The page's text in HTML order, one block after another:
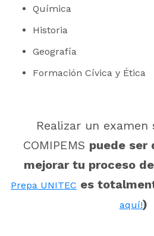
Química
Historia
Geografía
Formación Cívica y Ética
Realizar un
COMIPEMS puede ser
mejorar tu proceso
Prepa UNITEC es
aquí!)